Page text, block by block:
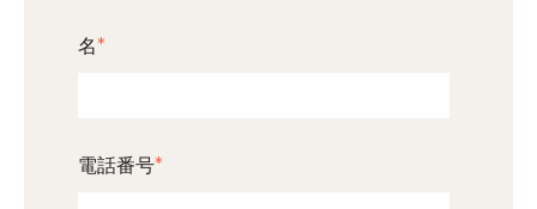
名*
電話番号*